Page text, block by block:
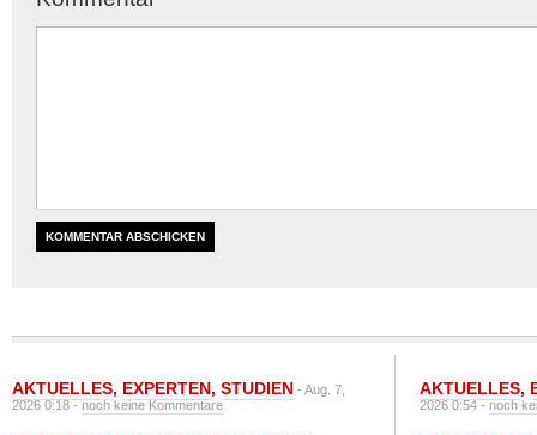
AKTUELLES, EXPERTEN, STUDIEN - Aug. 7,
2026 0:18 -noch keine Kommentare
AKTUELLES,
2026 0:54 -noch